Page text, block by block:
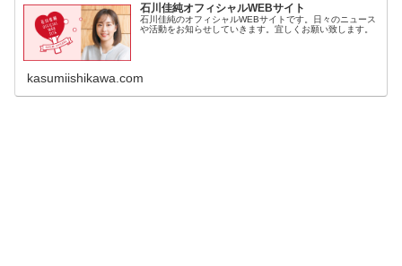
石川佳純オフィシャルWEBサイト
石川佳純のオフィシャルWEBサイトです。日々のニュース
や活動をお知らせしていきます。宜しくお願い致します。
kasumiishikawa.com